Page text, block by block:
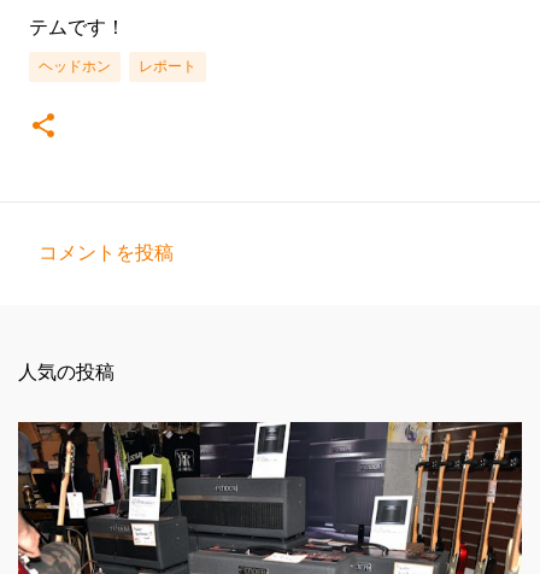
テムです！
ヘッドホン レポート
ト
コメントを投稿
人気の投稿